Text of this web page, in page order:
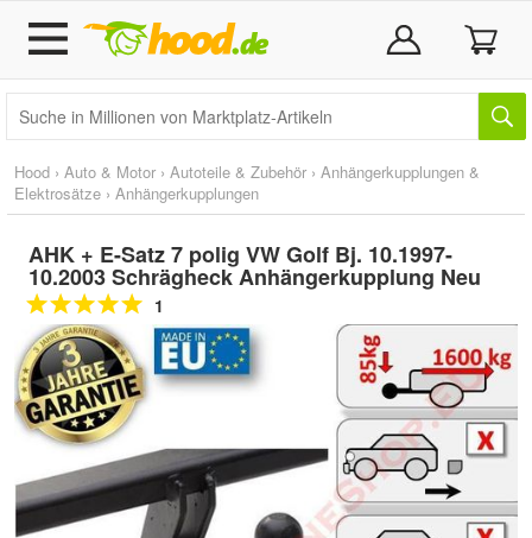
Hood › Auto & Motor › Autoteile & Zubehör › Anhängerkupplungen &
Elektrosätze › Anhängerkupplungen
AHK + E-Satz 7 polig VW Golf Bj. 10.1997-
10.2003 Schrägheck Anhängerkupplung Neu
1